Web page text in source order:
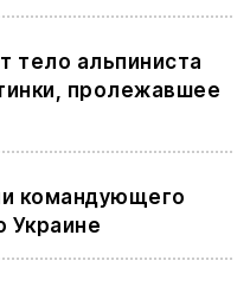
тело альпиниста
пролежавшее
командующего
Украине